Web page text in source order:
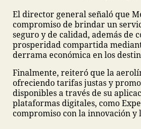
El director general señaló que
compromiso de brindar un
seguro y de calidad, además de
prosperidad compartida
derrama económica en los
Finalmente, reiteró que la
ofreciendo tarifas justas y
disponibles a través de su
plataformas digitales, como
compromiso con la innovación y